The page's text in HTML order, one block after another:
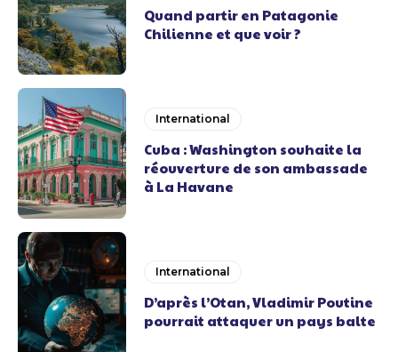
Quand partir en Patagonie
Chilienne et que voir ?
International
Cuba : Washington souhaite la
réouverture de son ambassade
à La Havane
International
D’après l’Otan, Vladimir Poutine
pourrait attaquer un pays balte